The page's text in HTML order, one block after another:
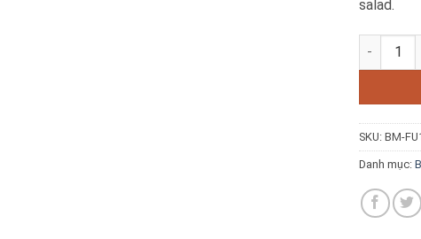
Báo giá miễn phí →
salad.
Bàn
SKU: BM-
Danh mục: